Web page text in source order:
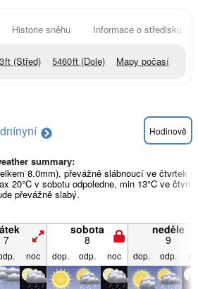
Historie sněhu Informace o středisku
ft (Střed) 5460ft (Dole) Mapy počasí
nyní Hodinově
summary:
8.0mm), převážně slábnoucí ve čtvrtek v
20°C v sobotu odpoledne, min 13°C ve
převážně slabý.
7
sobota
8
neděle
9
noc dop. odp. noc dop. odp.